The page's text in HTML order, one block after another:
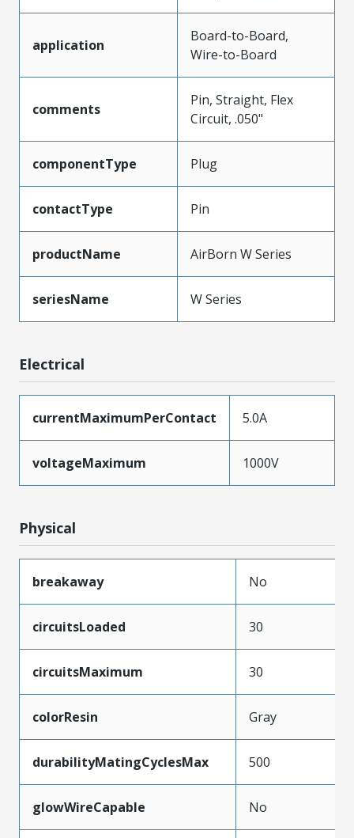
application
Board-to-Board,
Wire-to-Board
comments
Pin, Straight, Flex
Circuit, .050"
componentType Plug
contactType Pin
productName AirBorn W Series
seriesName W Series
Electrical
currentMaximumPerContact 5.0A
voltageMaximum 1000V
Physical
breakaway No
circuitsLoaded 30
circuitsMaximum 30
colorResin Gray
durabilityMatingCyclesMax 500
glowWireCapable No